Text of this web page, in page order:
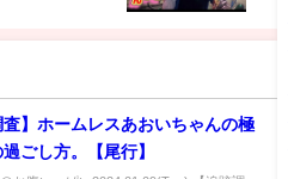
査】ホームレスあおいちゃんの極
ごし方。【尾行】